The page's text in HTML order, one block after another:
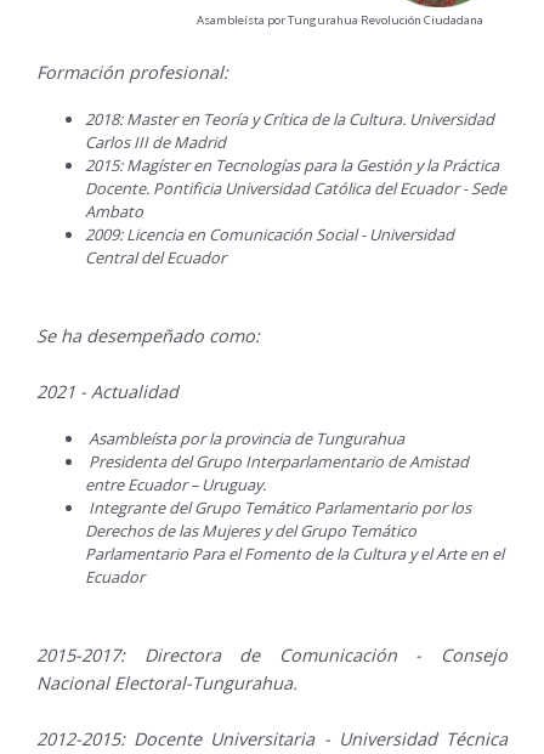
Asambleísta por Tungurahua Revolución Ciudadana
Formación profesional:
2018: Master en Teoría y Crítica de la Cultura. Universidad
Carlos III de Madrid
2015: Magíster en Tecnologías para la Gestión y la Práctica
Docente. Pontificia Universidad Católica del Ecuador - Sede
Ambato
2009: Licencia en Comunicación Social - Universidad
Central del Ecuador
Se ha desempeñado como:
2021 - Actualidad
Asambleísta por la provincia de Tungurahua
Presidenta del Grupo Interparlamentario de Amistad
entre Ecuador – Uruguay.
Integrante del Grupo Temático Parlamentario por los
Derechos de las Mujeres y del Grupo Temático
Parlamentario Para el Fomento de la Cultura y el Arte en el
Ecuador
2015-2017: Directora de Comunicación - Consejo
Nacional Electoral-Tungurahua.
2012-2015: Docente Universitaria - Universidad Técnica